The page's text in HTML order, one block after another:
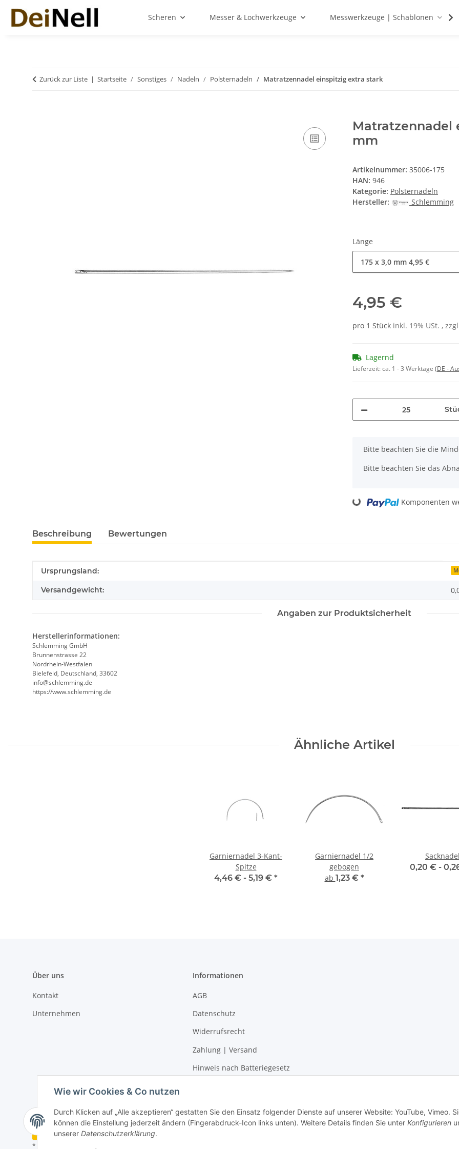
Wie wir Cookies & Co nutzen
Durch Klicken auf „Alle akzeptieren“ gestatten Sie den Einsatz folgender Dienste auf unserer Website: YouTube, Vimeo.
können die Einstellung jederzeit ändern (Fingerabdruck-Icon links unten). Weitere Details finden Sie unter Konfigurieren
unserer Datenschutzerklärung.
Scheren Messer & Lochwerkzeuge Messwerkzeuge | Schablonen
Zurück zur Liste Startseite Sonstiges Nadeln Polsternadeln Matratzennadel einspitzig extra stark
Matratzennadel
mm
Artikelnummer: 35006-175
HAN: 946
Kategorie: Polsternadeln
Hersteller:
Schlemming
Länge
175 x 3,0 mm 4,95 €
4,95 €
pro 1 Stück inkl. 19% USt. ,
Lagernd
Lieferzeit:ca. 1 - 3 Werktage (DE -
x
Bitte beachten Sie die
Bitte beachten Sie das
Loading... Komponenten
Beschreibung Bewertungen
Produkteigenschaft
Wert
Ursprungsland:
Versandgewicht:
Angaben zur Produktsicherheit
Herstellerinformationen:
Schlemming GmbH
Brunnenstrasse 22
Nordrhein-Westfalen
Bielefeld, Deutschland, 33602
info@schlemming.de
https://www.schlemming.de
Ähnliche Artikel
Garniernadel 3-Kant-
Spitze
4,46 € - 5,19 € *
Garniernadel 1/2
gebogen
ab 1,23 € *
Sacknadel
0,20 € -
Über uns
Kontakt
Unternehmen
Informationen
AGB
Datenschutz
Widerrufsrecht
Zahlung | Versand
Hinweis nach Batteriegesetz
Vertrag widerrufen
* Alle Preise inkl. gesetzlicher USt., zzgl.